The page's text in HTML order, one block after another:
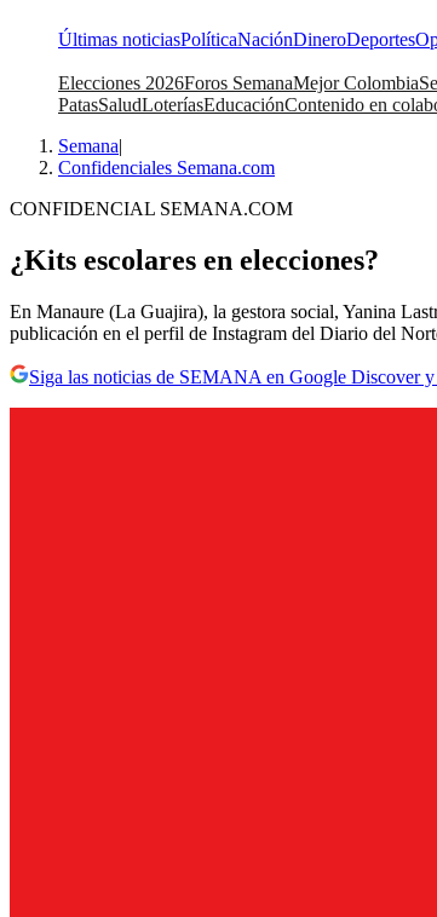
Últimas noticiasPolíticaNaciónDineroDeportes
Elecciones 2026Foros SemanaMejor Colombia
PatasSaludLoteríasEducaciónContenido en
Semana|
Confidenciales Semana.com
CONFIDENCIAL SEMANA.COM
¿Kits escolares en elecciones?
En Manaure (La Guajira), la gestora social, Yanina
publicación en el perfil de Instagram del Diario del
Siga las noticias de SEMANA en Google Discover